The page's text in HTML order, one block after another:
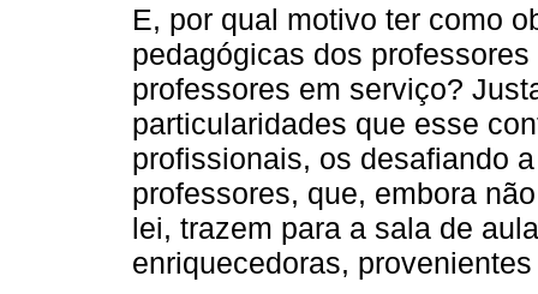
E, por qual motivo ter como
pedagógicas dos
professores em serviço?
particularidades que esse
profissionais, os desafiando
professores, que, embora
lei, trazem para a sala de
enriquecedoras,